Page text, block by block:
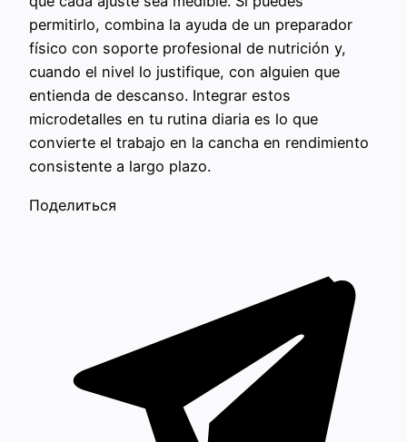
permitirlo, combina la ayuda de un preparador
físico con soporte profesional de nutrición y,
cuando el nivel lo justifique, con alguien que
entienda de descanso. Integrar estos
microdetalles en tu rutina diaria es lo que
convierte el trabajo en la cancha en rendimiento
consistente a largo plazo.
Поделиться